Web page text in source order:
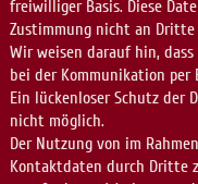
freiwilliger Basis. Diese
Zustimmung nicht an Dritte
Wir weisen darauf hin,
bei der Kommunikation per
Ein lückenloser Schutz der
nicht möglich.
Der Nutzung von im
Kontaktdaten durch Dritte